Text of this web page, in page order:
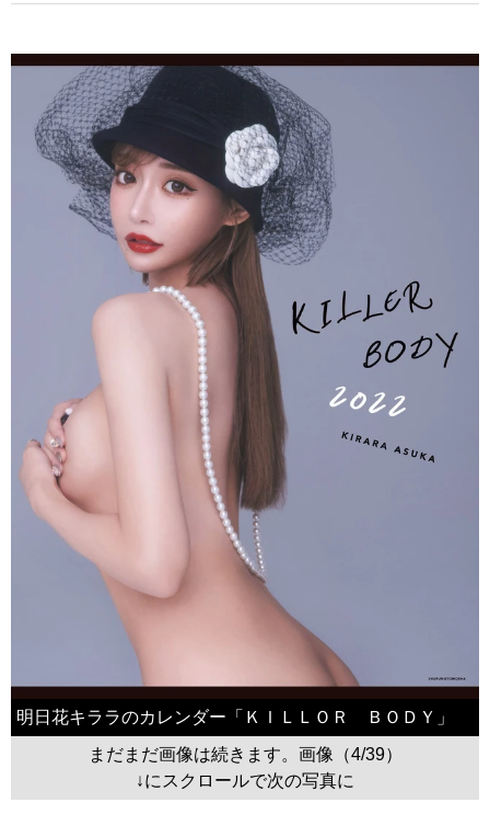
明日花キララのカレンダー「ＫＩＬＬＯＲ ＢＯＤＹ」
まだまだ画像は続きます。画像（4/39）
↓にスクロールで次の写真に